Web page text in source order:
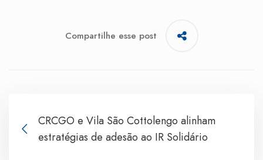
Compartilhe esse post
CRCGO e Vila São Cottolengo alinham
estratégias de adesão ao IR Solidário